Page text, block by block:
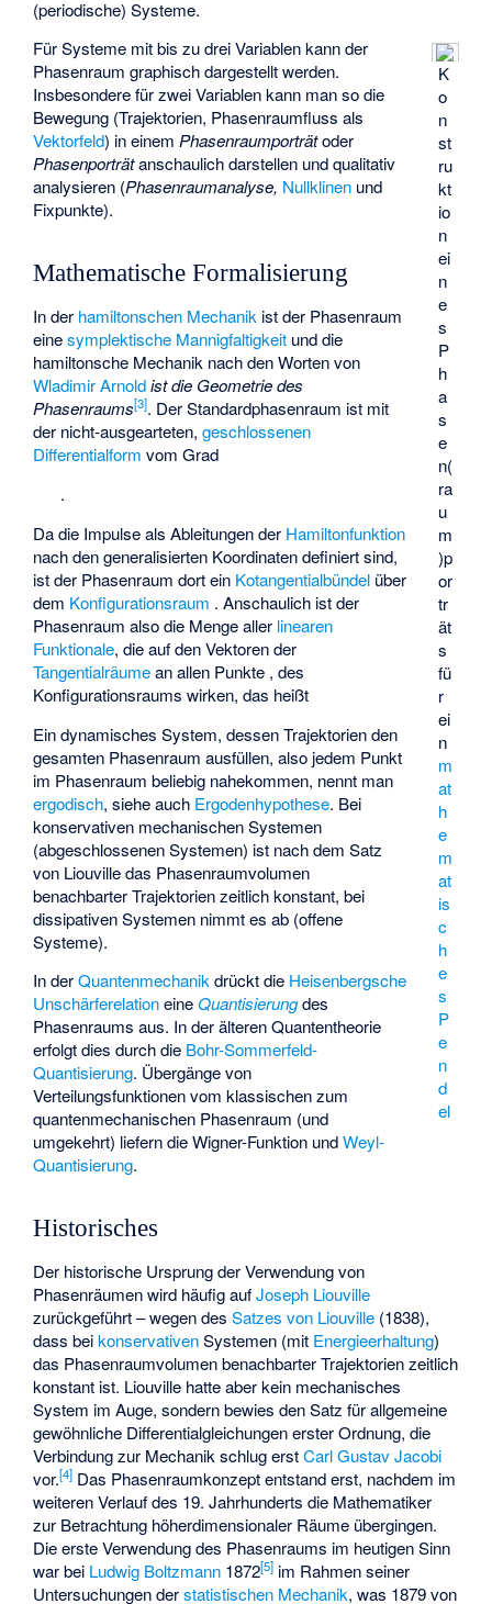
(periodische) Systeme.
K
o
n
st
ru
kt
io
n
ei
n
e
s
P
h
a
s
e
n(
ra
u
m
)p
or
tr
ät
s
fü
r
ei
n
m
at
h
e
m
at
is
c
h
e
s
P
e
n
d
el
Für Systeme mit bis zu drei Variablen kann der
Phasenraum graphisch dargestellt werden.
Insbesondere für zwei Variablen kann man so die
Bewegung (Trajektorien, Phasenraumfluss als
Vektorfeld) in einem Phasenraumporträtoder
Phasenporträtanschaulich darstellen und qualitativ
analysieren (Phasenraumanalyse, Nullklinen und
Fixpunkte).
Mathematische Formalisierung
In der hamiltonschen Mechanik ist der Phasenraum
einesymplektische Mannigfaltigkeit und die
hamiltonsche Mechanik nach den Worten von
Wladimir Arnold ist die Geometrie des
Phasenraums[3]. Der Standardphasenraum ist mit
der nicht-ausgearteten,geschlossenen
Differentialform vom Grad
.
Da die Impulse als Ableitungen der Hamiltonfunktion
nach den generalisierten Koordinaten definiert sind,
ist der Phasenraum dort ein Kotangentialbündel über
dem Konfigurationsraum . Anschaulich ist der
Phasenraum also die Menge aller linearen
Funktionale, die auf den Vektoren der
Tangentialräumean allen Punkte , des
Konfigurationsraums wirken, das heißt
Ein dynamisches System, dessen Trajektorien den
gesamten Phasenraum ausfüllen, also jedem Punkt
im Phasenraum beliebig nahekommen, nennt man
ergodisch, siehe auch Ergodenhypothese. Bei
konservativen mechanischen Systemen
(abgeschlossenen Systemen) ist nach dem Satz
von Liouville das Phasenraumvolumen
benachbarter Trajektorien zeitlich konstant, bei
dissipativen Systemen nimmt es ab (offene
Systeme).
In derQuantenmechanik drückt die Heisenbergsche
UnschärferelationeineQuantisierungdes
Phasenraums aus. In der älteren Quantentheorie
erfolgt dies durch die Bohr-Sommerfeld-
Quantisierung. Übergänge von
Verteilungsfunktionen vom klassischen zum
quantenmechanischen Phasenraum (und
umgekehrt) liefern dieWigner-Funktion undWeyl-
Quantisierung.
Historisches
Der historische Ursprung der Verwendung von
Phasenräumen wird häufig aufJoseph Liouville
zurückgeführt – wegen desSatzes von Liouville (1838),
dass beikonservativenSystemen (mit Energieerhaltung)
das Phasenraumvolumen benachbarter Trajektorien zeitlich
konstant ist. Liouville hatte aber kein mechanisches
System im Auge, sondern bewies den Satz für allgemeine
gewöhnliche Differentialgleichungen erster Ordnung, die
Verbindung zur Mechanik schlug erstCarl Gustav Jacobi
vor.[4] Das Phasenraumkonzept entstand erst, nachdem im
weiteren Verlauf des 19. Jahrhunderts die Mathematiker
zur Betrachtung höherdimensionaler Räume übergingen.
Die erste Verwendung des Phasenraums im heutigen Sinn
war bei Ludwig Boltzmann 1872[5] im Rahmen seiner
Untersuchungen derstatistischen Mechanik, was 1879 von